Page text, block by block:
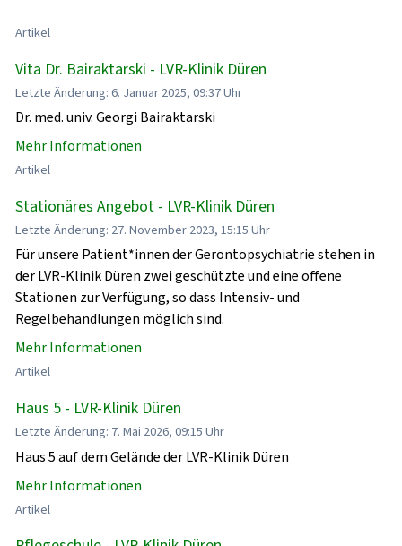
Artikel
Vita Dr. Bairaktarski - LVR-Klinik Düren
Letzte Änderung: 6. Januar 2025, 09:37 Uhr
Dr. med. univ. Georgi Bairaktarski
Mehr Informationen
Artikel
Stationäres Angebot - LVR-Klinik Düren
Letzte Änderung: 27. November 2023, 15:15 Uhr
Für unsere Patient*innen der Gerontopsychiatrie stehen in
der LVR-Klinik Düren zwei geschützte und eine offene
Stationen zur Verfügung, so dass Intensiv- und
Regelbehandlungen möglich sind.
Mehr Informationen
Artikel
Haus 5 - LVR-Klinik Düren
Letzte Änderung: 7. Mai 2026, 09:15 Uhr
Haus 5 auf dem Gelände der LVR-Klinik Düren
Mehr Informationen
Artikel